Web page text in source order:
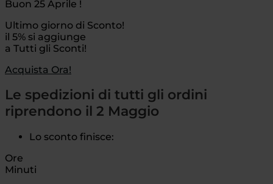
Buon 25 Aprile !
Ultimo giorno di Sconto!
il 5% si aggiunge
a Tutti gli Sconti!
Acquista Ora!
Le spedizioni di tutti gli ordini
riprendono il 2 Maggio
Lo sconto finisce:
Ore
Minuti